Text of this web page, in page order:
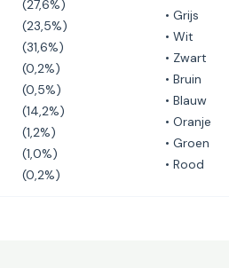
(27,6%)
(23,5%)
(31,6%)
(0,2%)
(0,5%)
(14,2%)
(1,2%)
(1,0%)
(0,2%)
• Grijs
• Wit
• Zwart
• Bruin
• Blauw
• Oranje
• Groen
• Rood